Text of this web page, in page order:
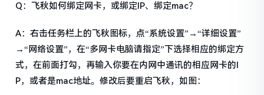
Q：飞秋如何绑定网卡，或绑定IP、绑定mac？
A：右击任务栏上的飞秋图标，点“系统设置”→“详细设置”
→“网络设置”，在“多网卡电脑请指定”下选择相应的绑定方
式，在前面打勾，再输入你要在内网中通讯的相应网卡的I
P，或者是mac地址。修改后要重启飞秋，如图：